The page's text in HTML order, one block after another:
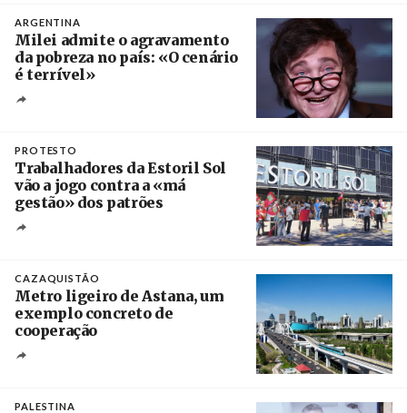
ARGENTINA
Milei admite o agravamento
da pobreza no país: «O cenário
é terrível»
PROTESTO
Trabalhadores da Estoril Sol
vão a jogo contra a «má
gestão» dos patrões
CAZAQUISTÃO
Metro ligeiro de Astana, um
exemplo concreto de
cooperação
PALESTINA